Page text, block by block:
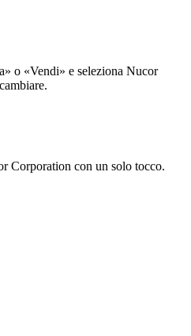
o «Vendi» e seleziona Nucor
Corporation con un solo tocco.